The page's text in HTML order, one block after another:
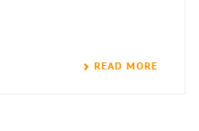
READ MORE